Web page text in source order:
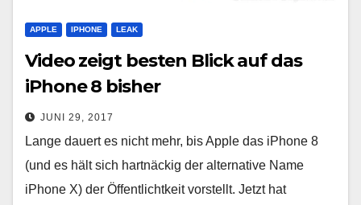
APPLE IPHONE LEAK
Video zeigt besten Blick auf das
iPhone 8 bisher
JUNI 29, 2017
Lange dauert es nicht mehr, bis Apple das iPhone 8
(und es hält sich hartnäckig der alternative Name
iPhone X) der Öffentlichtkeit vorstellt. Jetzt hat